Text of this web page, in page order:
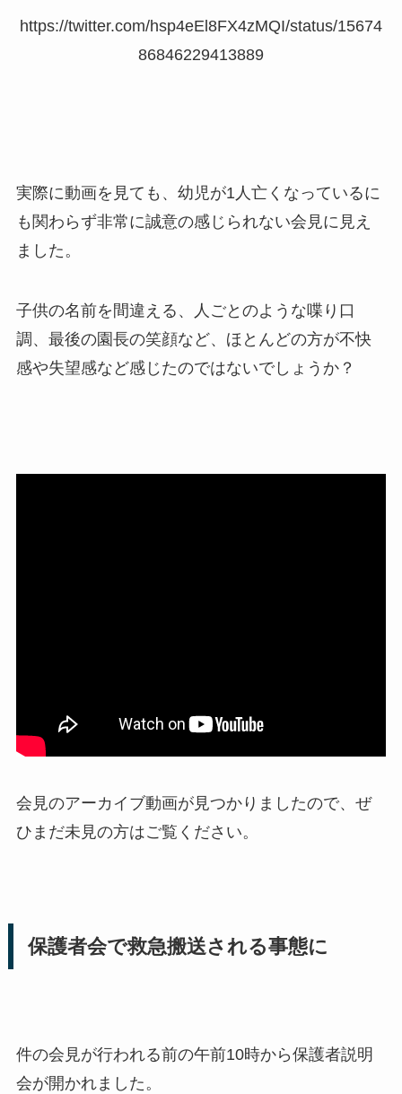
https://twitter.com/hsp4eEl8FX4zMQI/status/15674
86846229413889
実際に動画を見ても、幼児が1人亡くなっているに
も関わらず非常に誠意の感じられない会見に見え
ました。
子供の名前を間違える、人ごとのような喋り口
調、最後の園長の笑顔など、ほとんどの方が不快
感や失望感など感じたのではないでしょうか？
会見のアーカイブ動画が見つかりましたので、ぜ
ひまだ未見の方はご覧ください。
保護者会で救急搬送される事態に
件の会見が行われる前の午前10時から保護者説明
会が開かれました。